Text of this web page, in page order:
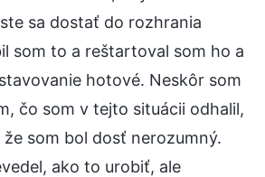
sa dostať do rozhrania
som to a reštartoval som ho a
hotové. Neskôr som
čo som v tejto situácii odhalil,
som bol dosť nerozumný.
ako to urobiť, ale